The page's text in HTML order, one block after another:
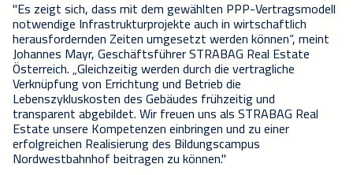
"Es zeigt sich, dass mit dem gewählten PPP-Vertragsmodell
notwendige Infrastrukturprojekte auch in wirtschaftlich
herausfordernden Zeiten umgesetzt werden können“, meint
Johannes Mayr, Geschäftsführer STRABAG Real Estate
Österreich. „Gleichzeitig werden durch die vertragliche
Verknüpfung von Errichtung und Betrieb die
Lebenszykluskosten des Gebäudes frühzeitig und
transparent abgebildet. Wir freuen uns als STRABAG Real
Estate unsere Kompetenzen einbringen und zu einer
erfolgreichen Realisierung des Bildungscampus
Nordwestbahnhof beitragen zu können."